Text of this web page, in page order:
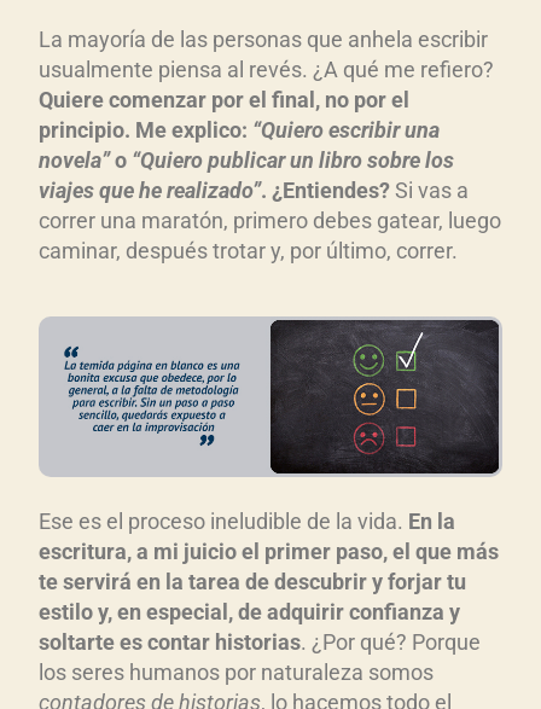
La mayoría de las personas que anhela escribir
usualmente piensa al revés. ¿A qué me refiero?
Quiere comenzar por el final, no por el
principio. Me explico: “Quiero escribir una
novela”o “Quiero publicar un libro sobre los
viajes que he realizado”. ¿Entiendes?Si vas a
correr una maratón, primero debes gatear, luego
caminar, después trotar y, por último, correr.
Ese es el proceso ineludible de la vida. En la
escritura, a mi juicio el primer paso, el que más
te servirá en la tarea de descubrir y forjar tu
estilo y, en especial, de adquirir confianza y
soltarte es contar historias. ¿Por qué? Porque
los seres humanos por naturaleza somos
contadores de historias, lo hacemos todo el